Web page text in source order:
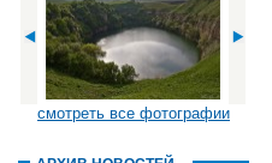
смотреть все фотографии